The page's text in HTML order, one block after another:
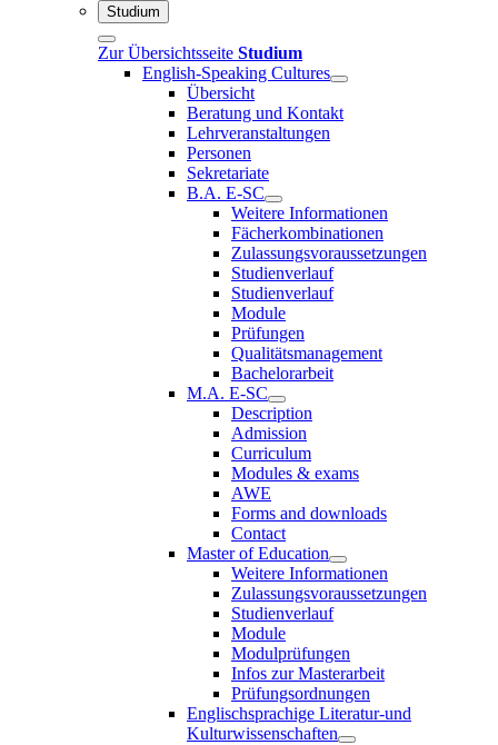
Studium
Zur Übersichtsseite Studium
English-Speaking Cultures
Übersicht
Beratung und Kontakt
Lehrveranstaltungen
Personen
Sekretariate
B.A. E-SC
Weitere Informationen
Fächerkombinationen
Zulassungsvoraussetzungen
Studienverlauf
Studienverlauf
Module
Prüfungen
Qualitätsmanagement
Bachelorarbeit
M.A. E-SC
Description
Admission
Curriculum
Modules & exams
AWE
Forms and downloads
Contact
Master of Education
Weitere Informationen
Zulassungsvoraussetzungen
Studienverlauf
Module
Modulprüfungen
Infos zur Masterarbeit
Prüfungsordnungen
Englischsprachige Literatur-und
Kulturwissenschaften